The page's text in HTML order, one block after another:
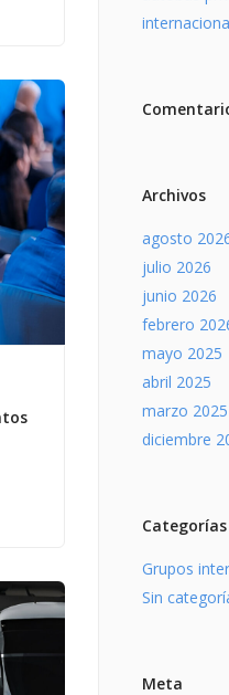
Archivos
agosto
julio 2026
junio 2026
febrero
mayo 2025
abril 2025
marzo 2025
diciembre
Categorías
Grupos
Sin
Meta